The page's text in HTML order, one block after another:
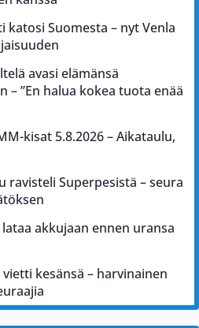
Suomesta – nyt Venla
avasi elämänsä
– ”En halua kokea tuota enää
kisat 5.8.2026 – Aikataulu,
ravisteli Superpesistä – seura
akkujaan ennen uransa
kesänsä – harvinainen